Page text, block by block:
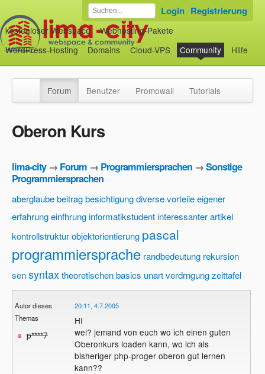
kostenloser Webspace
Webhosting-Pakete
WordPress-Hosting
Domains Cloud-VPS Community Hilfe
Login Registrierung
Forum Benutzer Promowall Tutorials
Oberon Kurs
lima-city→ Forum → Programmiersprachen →Sonstige
Programmiersprachen
aberglaubebeitragbesichtigungdiverse vorteileeigener
erfahrungeinfhrunginformatikstudentinteressanter artikel
kontrollstrukturobjektorientierung pascal
programmiersprache randbedeutung rekursion
sensyntaxtheoretischen basics unartverdrngungzeittafel
Autor dieses
Themas
p****7
20:11, 4.7.2005
HI
wei? jemand von euch wo ich einen guten
Oberonkurs loaden kann, wo ich als
bisheriger php-proger oberon gut lernen
kann??